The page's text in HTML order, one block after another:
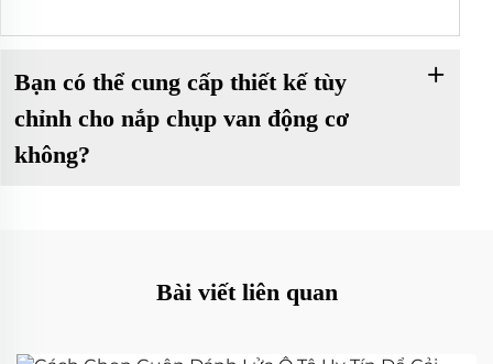
Bạn có thể cung cấp thiết kế tùy
chỉnh cho nắp chụp van động cơ
không?
Bài viết liên quan